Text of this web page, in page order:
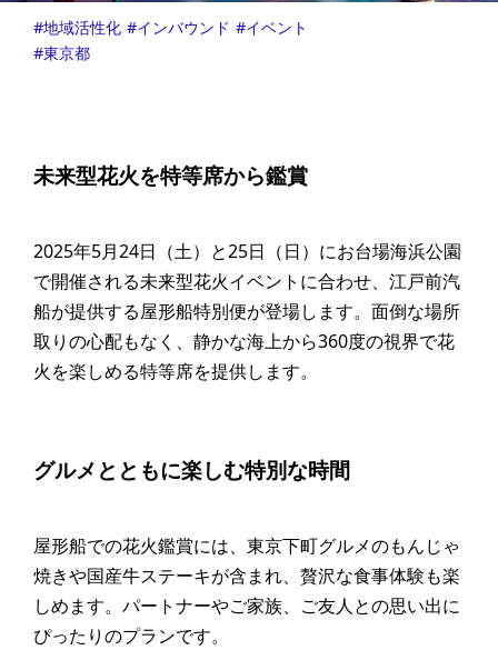
地域活性化 インバウンド
イベント
東京都
未来型花火を特等席から鑑賞
2025年5月24日（土）と25日（日）にお台場海浜公園
で開催される未来型花火イベントに合わせ、江戸前汽
船が提供する屋形船特別便が登場します。面倒な場所
取りの心配もなく、静かな海上から360度の視界で花
火を楽しめる特等席を提供します。
グルメとともに楽しむ特別な時間
屋形船での花火鑑賞には、東京下町グルメのもんじゃ
焼きや国産牛ステーキが含まれ、贅沢な食事体験も楽
しめます。パートナーやご家族、ご友人との思い出に
ぴったりのプランです。